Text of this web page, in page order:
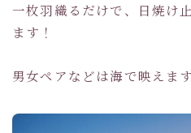
一枚羽織るだけで、日焼け
ます！
男女ペアなどは海で映えます